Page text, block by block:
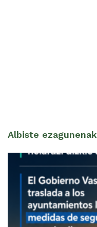
Albiste ezagunenak